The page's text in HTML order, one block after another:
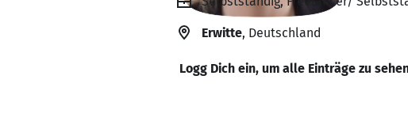
Erwitte, Deutschland
Logg Dich ein, um alle Einträge zu